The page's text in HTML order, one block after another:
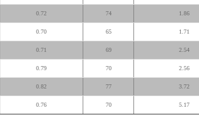
1.86
74
0.72
1.71
65
0.70
2.54
69
0.71
2.56
70
0.79
3.72
77
0.82
5.17
70
0.76